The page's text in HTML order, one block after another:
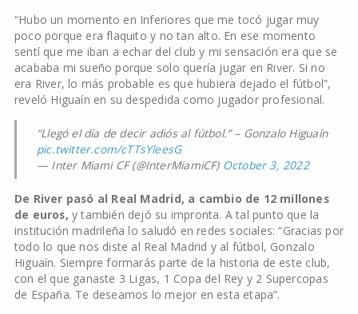
“Hubo un momento en Inferiores que me tocó jugar muy
poco porque era flaquito y no tan alto. En ese momento
sentí que me iban a echar del club y mi sensación era que se
acababa mi sueño porque solo quería jugar en River. Si no
era River, lo más probable es que hubiera dejado el fútbol”,
reveló Higuaín en su despedida como jugador profesional.
“Llegó el día de decir adiós al fútbol.” – Gonzalo Higuaín
pic.twitter.com/cTTsYleesG
— Inter Miami CF (@InterMiamiCF) October 3, 2022
De River pasó al Real Madrid, a cambio de 12 millones
de euros, y también dejó su impronta. A tal punto que la
institución madrileña lo saludó en redes sociales: “Gracias por
todo lo que nos diste al Real Madrid y al fútbol, Gonzalo
Higuaín. Siempre formarás parte de la historia de este club,
con el que ganaste 3 Ligas, 1 Copa del Rey y 2 Supercopas
de España. Te deseamos lo mejor en esta etapa”.